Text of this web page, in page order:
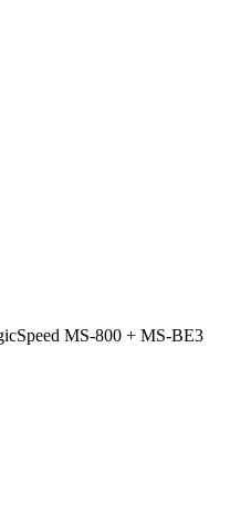
MS-800 + MS-BE3